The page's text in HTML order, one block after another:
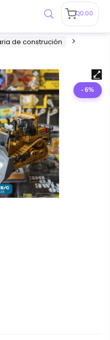
Q0.00
de construción
- 6%